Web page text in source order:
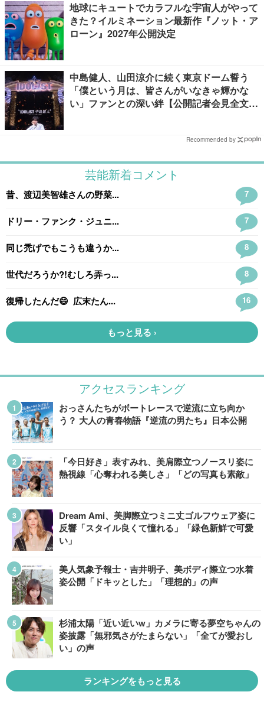
地球にキュートでカラフルな宇宙人がやって
きた？イルミネーション最新作『ノット・ア
ローン』2027年公開決定
中島健人、山田涼介に続く東京ドーム誓う
「僕という月は、皆さんがいなきゃ輝かな
い」ファンとの深い絆【公開記者会見全文
Recommended by
アクセスランキング
おっさんたちがボートレースで逆流に立ち向か
う？ 大人の青春物語『逆流の男たち』日本公開
「今日好き」表すみれ、美肩際立つノースリ姿に
熱視線「心奪われる美しさ」「どの写真も素敵」
Dream Ami、美脚際立つミニ丈ゴルフウェア姿に
反響「スタイル良くて憧れる」「緑色新鮮で可愛
い」
美人気象予報士・吉井明子、美ボディ際立つ水着
姿公開「ドキッとした」「理想的」の声
杉浦太陽「近い近いw」カメラに寄る夢空ちゃんの
姿披露「無邪気さがたまらない」「全てが愛おし
い」の声
ランキングをもっと見る